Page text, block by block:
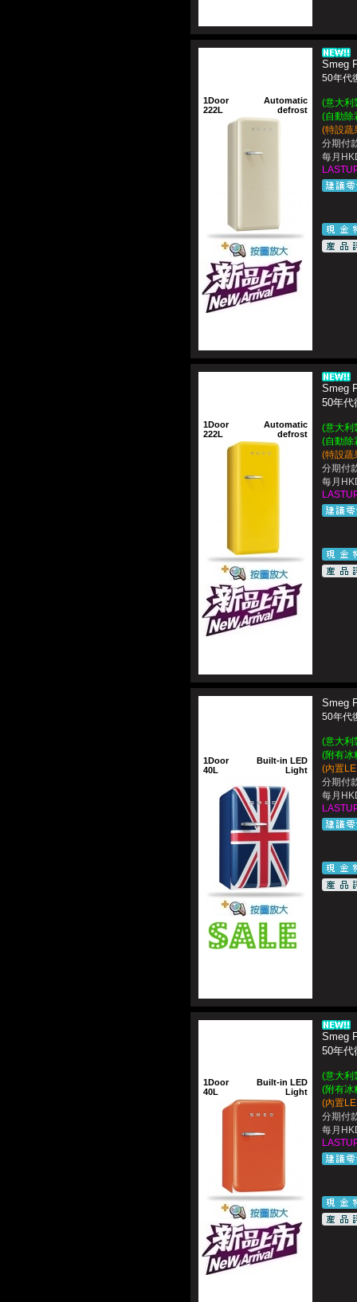
1Door
222L
Automatic
defrost
Smeg
50年代
(意大利
(自動除
(特設蔬
分期付
每月
1Door
222L
Automatic
defrost
Smeg
50年代
(意大利
(自動除
(特設蔬
分期付
每月
1Door
40L
Built-in LED
Light
Smeg
50年代
(意大利
(附有冰
(內置
分期付
每月
1Door
40L
Built-in LED
Light
Smeg
50年代
(意大利
(附有冰
(內置
分期付
每月